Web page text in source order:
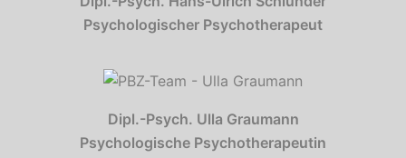
Psychologischer Psychotherapeut
Dipl.-Psych. Ulla Graumann
Psychologische Psychotherapeutin